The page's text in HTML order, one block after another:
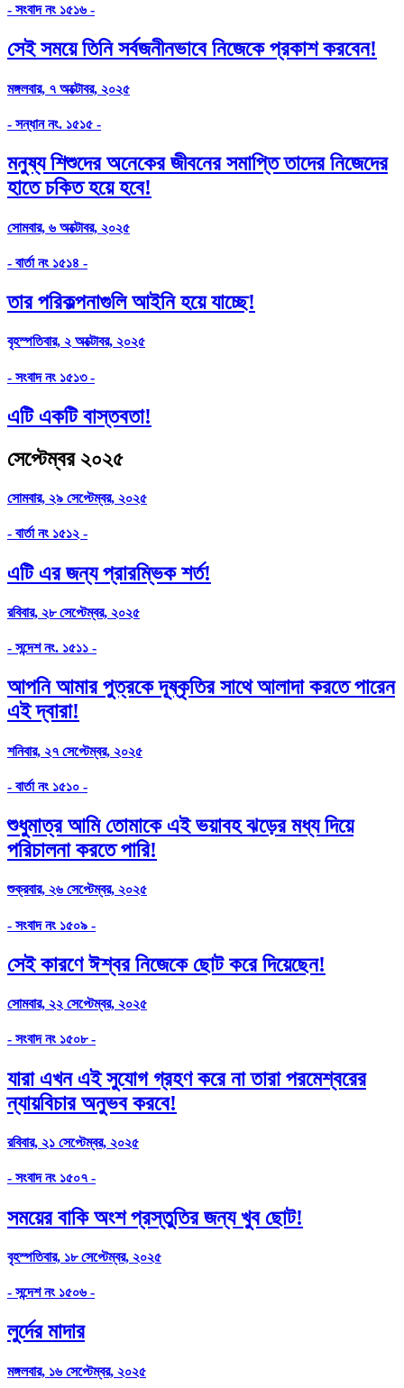
- সংবাদ নং ১৫১৬ -
সেই সময়ে তিনি সর্বজনীনভাবে নিজেকে প্রকাশ করবেন!
মঙ্গলবার, ৭ অক্টোবর, ২০২৫
- সন্ধান নং. ১৫১৫ -
মনুষ্য শিশুদের অনেকের জীবনের সমাপ্তি তাদের নিজেদের
হাতে চকিত হয়ে হবে!
সোমবার, ৬ অক্টোবর, ২০২৫
- বার্তা নং ১৫১৪ -
তার পরিকল্পনাগুলি আইনি হয়ে যাচ্ছে!
বৃহস্পতিবার, ২ অক্টোবর, ২০২৫
- সংবাদ নং ১৫১৩ -
এটি একটি বাস্তবতা!
সেপ্টেম্বর ২০২৫
সোমবার, ২৯ সেপ্টেম্বর, ২০২৫
- বার্তা নং ১৫১২ -
এটি এর জন্য প্রারম্ভিক শর্ত!
রবিবার, ২৮ সেপ্টেম্বর, ২০২৫
- সন্দেশ নং. ১৫১১ -
আপনি আমার পুত্রকে দূষ্কৃতির সাথে আলাদা করতে পারেন
এই দ্বারা!
শনিবার, ২৭ সেপ্টেম্বর, ২০২৫
- বার্তা নং ১৫১০ -
শুধুমাত্র আমি তোমাকে এই ভয়াবহ ঝড়ের মধ্য দিয়ে
পরিচালনা করতে পারি!
শুক্রবার, ২৬ সেপ্টেম্বর, ২০২৫
- সংবাদ নং ১৫০৯ -
সেই কারণে ঈশ্বর নিজেকে ছোট করে দিয়েছেন!
সোমবার, ২২ সেপ্টেম্বর, ২০২৫
- সংবাদ নং ১৫০৮ -
যারা এখন এই সুযোগ গ্রহণ করে না তারা পরমেশ্বরের
ন্যায়বিচার অনুভব করবে!
রবিবার, ২১ সেপ্টেম্বর, ২০২৫
- সংবাদ নং ১৫০৭ -
সময়ের বাকি অংশ প্রস্তুতির জন্য খুব ছোট!
বৃহস্পতিবার, ১৮ সেপ্টেম্বর, ২০২৫
- সন্দেশ নং ১৫০৬ -
লুর্দের মাদার
মঙ্গলবার, ১৬ সেপ্টেম্বর, ২০২৫